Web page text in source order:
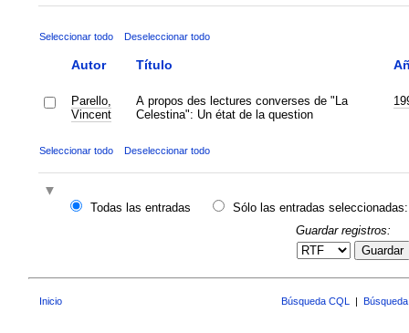
Seleccionar todo Deseleccionar todo
Autor Título
Parello,
Vincent
A propos des lectures converses de "La
Celestina": Un état de la question
Seleccionar todo Deseleccionar todo
Todas las entradas
Sólo las entradas seleccionadas:
Guardar registros:
Guardar
Inicio Búsqueda CQL